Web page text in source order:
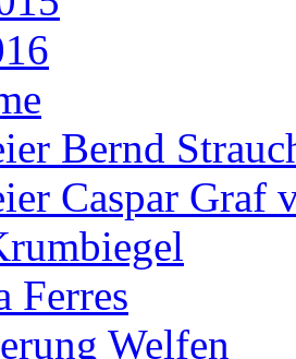
Bernd
Caspar Graf
Ferres
Welfen